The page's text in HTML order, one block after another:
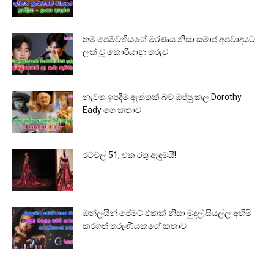
තම පෙම්වතියගේ මරණය නිසා සමාජ අපවාදයට
ලක් වූ කොරියානු තරුව
නැවත ඉපදීම ඇත්තක් බව ඔප්පු කල Dorothy
Eady ගෙ කතාව
රටවල් 51, එක රතු ඇඳුමයි!
ඔන්ලයින් පේමට් එකක් නිසා මුදල් සියල්ල අහිමි
කරගත් තරුණියකගේ කතාව